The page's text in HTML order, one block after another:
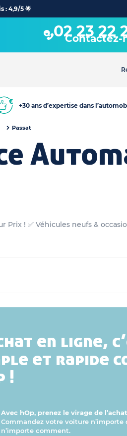
: 4,9/5 🌟
02 23 22
Contactez-
+30 ans d’expertise dans
Passat
! ✅ Véhicules neufs &
en ligne,
et rapide
!
Avec hOp, prenez le virage de
Commandez votre voiture n’importe
n’importe comment.